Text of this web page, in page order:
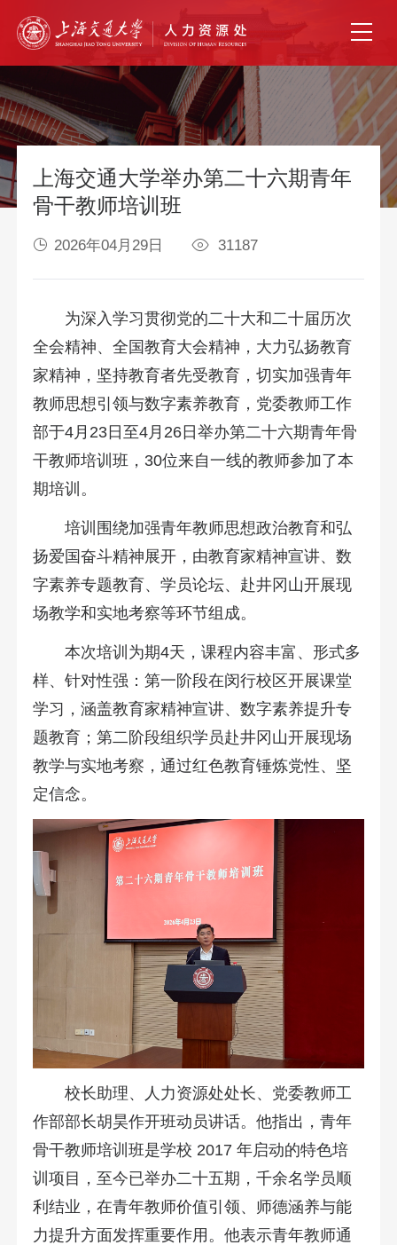
上海交通大学举办第二十六期青年
骨干教师培训班
2026年04月29日 31187
为深入学习贯彻党的二十大和二十届历次
全会精神、全国教育大会精神，大力弘扬教育
家精神，坚持教育者先受教育，切实加强青年
教师思想引领与数字素养教育，党委教师工作
部于4月23日至4月26日举办第二十六期青年骨
干教师培训班，30位来自一线的教师参加了本
期培训。
培训围绕加强青年教师思想政治教育和弘
扬爱国奋斗精神展开，由教育家精神宣讲、数
字素养专题教育、学员论坛、赴井冈山开展现
场教学和实地考察等环节组成。
本次培训为期4天，课程内容丰富、形式多
样、针对性强：第一阶段在闵行校区开展课堂
学习，涵盖教育家精神宣讲、数字素养提升专
题教育；第二阶段组织学员赴井冈山开展现场
教学与实地考察，通过红色教育锤炼党性、坚
定信念。
校长助理、人力资源处处长、党委教师工
作部部长胡昊作开班动员讲话。他指出，青年
骨干教师培训班是学校 2017 年启动的特色培
训项目，至今已举办二十五期，千余名学员顺
利结业，在青年教师价值引领、师德涵养与能
力提升方面发挥重要作用。他表示青年教师通